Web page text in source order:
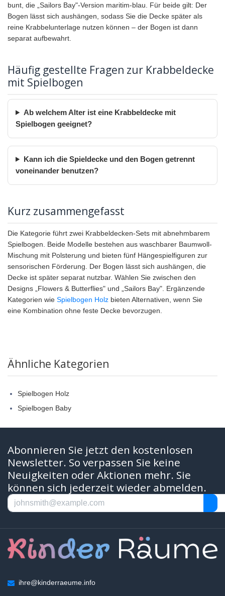
bunt, die „Sailors Bay"-Version maritim-blau. Für beide gilt: Der
Bogen lässt sich aushängen, sodass Sie die Decke später als
reine Krabbelunterlage nutzen können – der Bogen ist dann
separat aufbewahrt.
Häufig gestellte Fragen zur Krabbeldecke
mit Spielbogen
Ab welchem Alter ist eine Krabbeldecke mit
Spielbogen geeignet?
Kann ich die Spieldecke und den Bogen getrennt
voneinander benutzen?
Kurz zusammengefasst
Die Kategorie führt zwei Krabbeldecken-Sets mit abnehmbarem
Spielbogen. Beide Modelle bestehen aus waschbarer Baumwoll-
Mischung mit Polsterung und bieten fünf Hängespielfiguren zur
sensorischen Förderung. Der Bogen lässt sich aushängen, die
Decke ist später separat nutzbar. Wählen Sie zwischen den
Designs „Flowers & Butterflies" und „Sailors Bay". Ergänzende
Kategorien wie Spielbogen Holz bieten Alternativen, wenn Sie
eine Kombination ohne feste Decke bevorzugen.
Ähnliche Kategorien
Spielbogen Holz
Spielbogen Baby
Abonnieren Sie jetzt den kostenlosen
Newsletter. So verpassen Sie keine
Neuigkeiten oder Aktionen mehr. Sie
können sich jederzeit wieder abmelden.
ihre@kinderraeume.info